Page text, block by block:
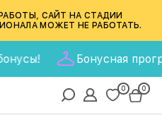
САЙТ НА СТАДИИ
МОЖЕТ НЕ РАБОТАТЬ.
Бонусная
0 0